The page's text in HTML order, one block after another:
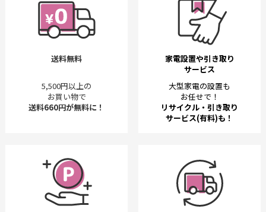
送料無料
5,500円以上の
お買い物で
送料660円が無料に！
家電設置や引き取り
サービス
大型家電の設置も
お任せで！
リサイクル・引き取り
サービス(有料)も！